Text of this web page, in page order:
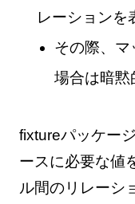
レーションを
その際、
場合は暗黙
fixtureパッケー
ースに必要な値
ル間のリレーシ